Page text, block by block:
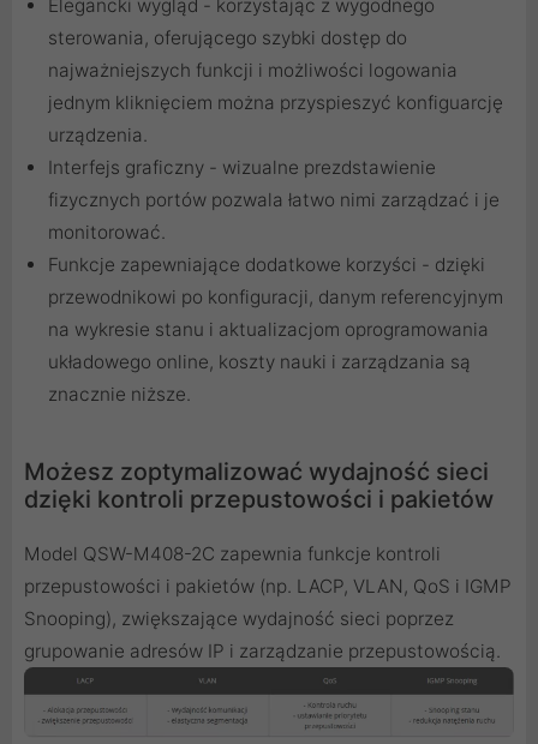
Elegancki wygląd - korzystając z wygodnego
sterowania, oferującego szybki dostęp do
najważniejszych funkcji i możliwości logowania
jednym kliknięciem można przyspieszyć konfiguarcję
urządzenia.
Interfejs graficzny - wizualne prezdstawienie
fizycznych portów pozwala łatwo nimi zarządzać i je
monitorować.
Funkcje zapewniające dodatkowe korzyści - dzięki
przewodnikowi po konfiguracji, danym referencyjnym
na wykresie stanu i aktualizacjom oprogramowania
układowego online, koszty nauki i zarządzania są
znacznie niższe.
Możesz zoptymalizować wydajność sieci
dzięki kontroli przepustowości i pakietów
Model QSW-M408-2C zapewnia funkcje kontroli
przepustowości i pakietów (np. LACP, VLAN, QoS i IGMP
Snooping), zwiększające wydajność sieci poprzez
grupowanie adresów IP i zarządzanie przepustowością.